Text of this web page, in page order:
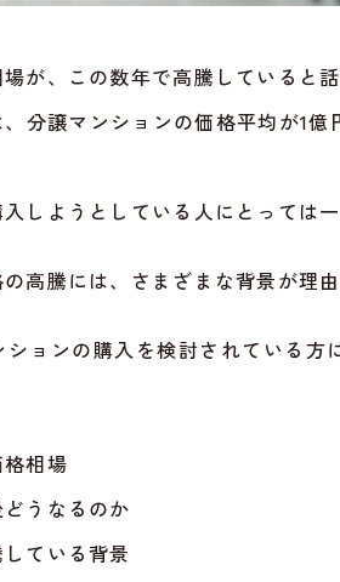
が、この数年で高騰していると話
分譲マンションの価格平均が1
しようとしている人にとっては一
高騰には、さまざまな背景が理由
ョンの購入を検討されている方
相場
うなるのか
ている背景